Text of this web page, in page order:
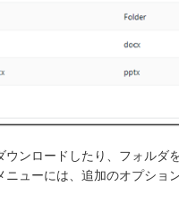
ウンロードしたり、フォル
ニューには、追加のオプショ